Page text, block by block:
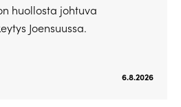
huollosta johtuva
Joensuussa.
6.8.2026